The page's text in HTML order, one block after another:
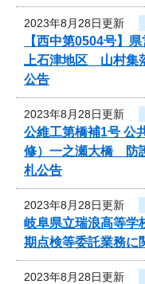
2023年8月28日更新
【西中第0504号】
上石津地区 山村集
公告
2023年8月28日更新
公維工第橋補1号 公
修）一之瀬大橋 防
札公告
2023年8月28日更新
岐阜県立瑞浪高等学
期点検等委託業務に
2023年8月28日更新